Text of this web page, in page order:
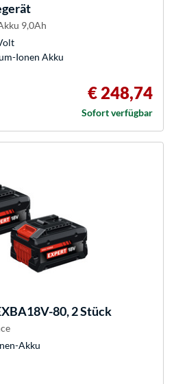
9,0Ah
Ionen Akku
€ 248,74
Sofort verfügbar
80, 2 Stück
Akku